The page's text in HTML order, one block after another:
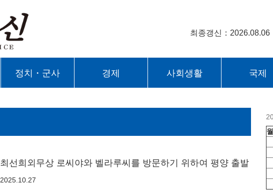
최종갱신：2026.08.06
정치・군사 경제 사회생활 국제
최선희외무상 로씨야와 벨라루씨를 방문하기 위하여 평양 출발
2025.10.27
월